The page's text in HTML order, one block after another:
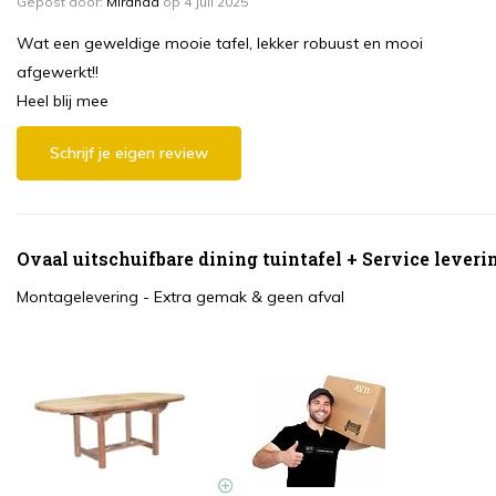
Wat een geweldige mooie tafel, lekker robuust en mooi
afgewerkt!!
Heel blij mee
Schrijf je eigen review
Ovaal uitschuifbare dining tuintafel + Service
Montagelevering - Extra gemak & geen afval